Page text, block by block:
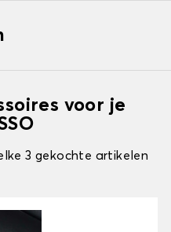
voor je
3 gekochte artikelen